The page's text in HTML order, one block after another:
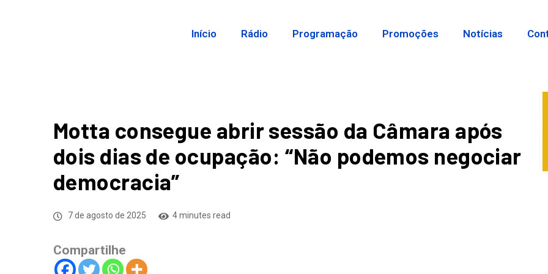
Início Rádio Programação Promoções Notícias
Motta consegue abrir sessão da Câmara após
dois dias de ocupação: “Não podemos negociar
democracia”
7 de agosto de 2025 4 minutes read
Compartilhe